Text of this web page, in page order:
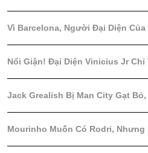
Vì Barcelona, Người Đại Diện
Nổi Giận! Đại Diện Vinicius Jr
Jack Grealish Bị Man City Gạt
Mourinho Muốn Có Rodri,